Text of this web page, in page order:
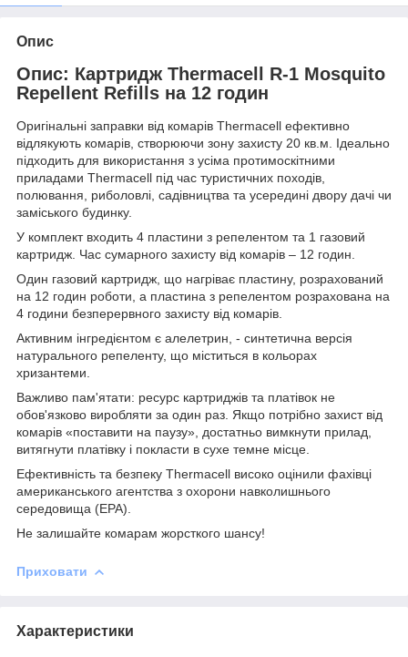
Опис
Опис: Картридж Thermacell R-1 Mosquito
Repellent Refills на 12 годин
Оригінальні заправки від комарів Thermacell ефективно
відлякують комарів, створюючи зону захисту 20 кв.м. Ідеально
підходить для використання з усіма протимоскітними
приладами Thermacell під час туристичних походів,
полювання, риболовлі, садівництва та усередині двору дачі чи
заміського будинку.
У комплект входить 4 пластини з репелентом та 1 газовий
картридж. Час сумарного захисту від комарів – 12 годин.
Один газовий картридж, що нагріває пластину, розрахований
на 12 годин роботи, а пластина з репелентом розрахована на
4 години безперервного захисту від комарів.
Активним інгредієнтом є алелетрин, - синтетична версія
натурального репеленту, що міститься в кольорах
хризантеми.
Важливо пам'ятати: ресурс картриджів та платівок не
обов'язково виробляти за один раз. Якщо потрібно захист від
комарів «поставити на паузу», достатньо вимкнути прилад,
витягнути платівку і покласти в сухе темне місце.
Ефективність та безпеку Thermacell високо оцінили фахівці
американського агентства з охорони навколишнього
середовища (ЕРА).
Не залишайте комарам жорсткого шансу!
Приховати
Характеристики